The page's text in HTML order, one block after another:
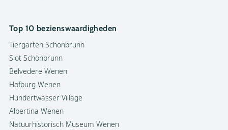
Top 10 bezienswaardigheden
Tiergarten Schönbrunn
Slot Schönbrunn
Belvedere Wenen
Hofburg Wenen
Hundertwasser Village
Albertina Wenen
Natuurhistorisch Museum Wenen